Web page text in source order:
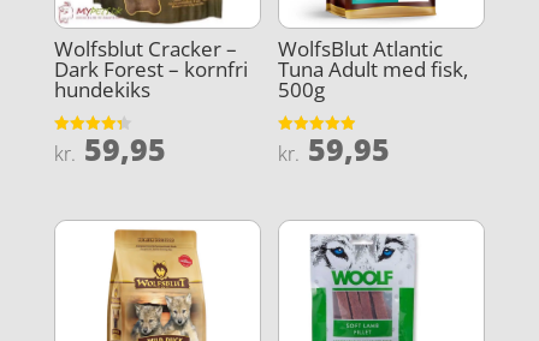
Wolfsblut Cracker –
Dark Forest – kornfri
hundekiks
Vurderet
4.3
kr. 59,95
WolfsBlut Atlantic
Tuna Adult med fisk,
500g
Vurderet
4.9
kr. 59,95